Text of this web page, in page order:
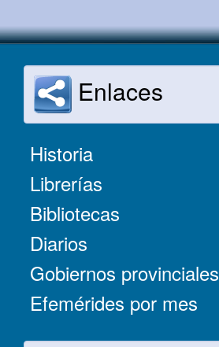
Enlaces
Historia
Librerías
Bibliotecas
Diarios
Gobiernos provinciales
Efemérides por mes